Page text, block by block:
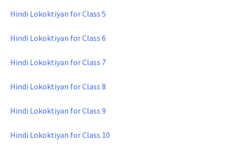
Hindi Lokoktiyan for Class 5
Hindi Lokoktiyan for Class 6
Hindi Lokoktiyan for Class 7
Hindi Lokoktiyan for Class 8
Hindi Lokoktiyan for Class 9
Hindi Lokoktiyan for Class 10